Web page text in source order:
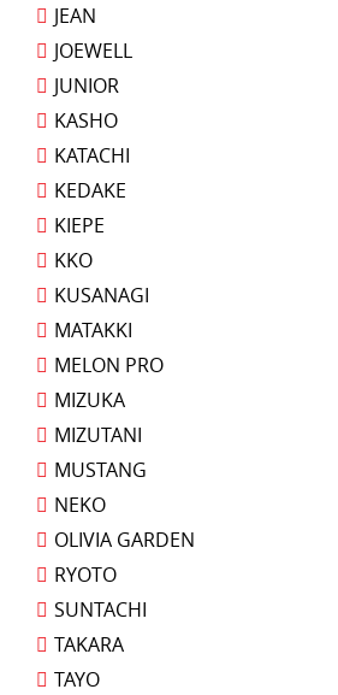
JEAN
JOEWELL
JUNIOR
KASHO
KATACHI
KEDAKE
KIEPE
KKO
KUSANAGI
MATAKKI
MELON PRO
MIZUKA
MIZUTANI
MUSTANG
NEKO
OLIVIA GARDEN
RYOTO
SUNTACHI
TAKARA
TAYO